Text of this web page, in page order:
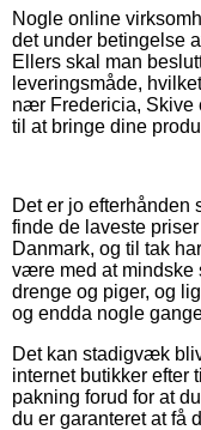
Nogle online
det under betingelse
Ellers skal man
leveringsmåde,
nær Fredericia, Skive
til at bringe dine
Det er jo
finde de laveste
Danmark, og til tak
være med at mindske
drenge og piger, og
og endda nogle
Det kan stadigvæk
internet butikker efter
pakning forud for at
du er garanteret at få